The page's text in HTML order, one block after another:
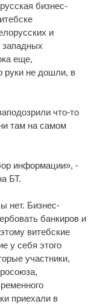
бизнес-
и
западных
еще,
руки не дошли, в
что-то
там на самом
информации», -
БТ.
нет. Бизнес-
банкиров и
витебские
у себя этого
участники,
приехали в